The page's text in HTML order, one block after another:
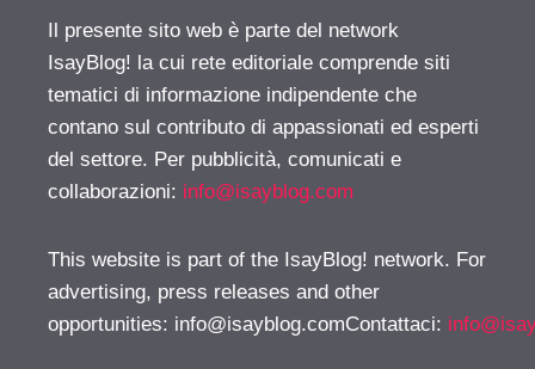
Il presente sito web è parte del network
IsayBlog! la cui rete editoriale comprende siti
tematici di informazione indipendente che
contano sul contributo di appassionati ed esperti
del settore. Per pubblicità, comunicati e
collaborazioni: info@isayblog.com
This website is part of the IsayBlog! network. For
advertising, press releases and other
opportunities: info@isayblog.comContattaci: